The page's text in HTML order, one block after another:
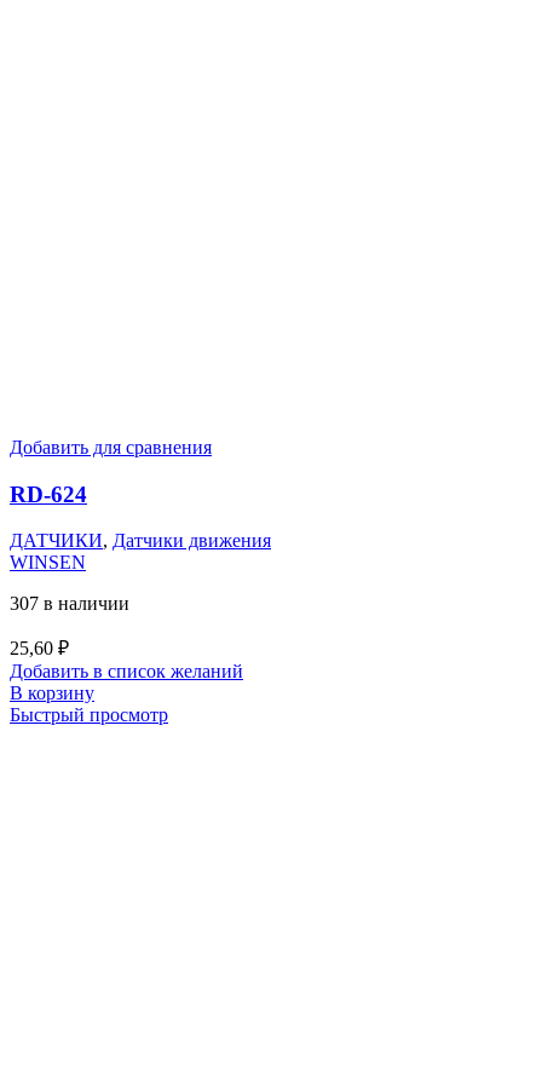
Добавить для сравнения
RD-624
ДАТЧИКИ, Датчики движения
WINSEN
307 в наличии
25,60 ₽
Добавить в список желаний
В корзину
Быстрый просмотр